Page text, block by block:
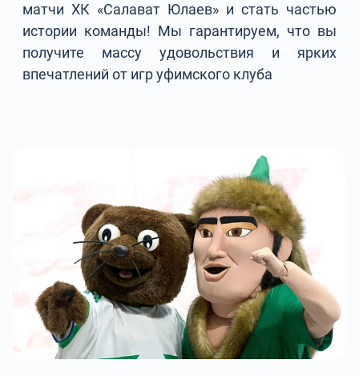
матчи ХК «Салават Юлаев» и стать частью
истории команды! Мы гарантируем, что вы
получите массу удовольствия и ярких
впечатлений от игр уфимского клуба